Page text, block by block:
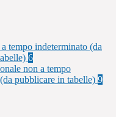
tempo indeterminato (da
6
non a tempo
pubblicare in tabelle) 9